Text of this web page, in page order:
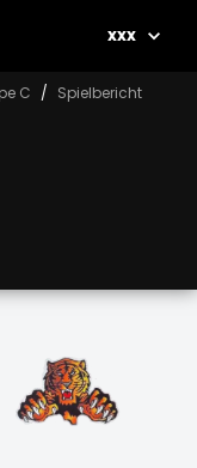
xxx
C Spielbericht